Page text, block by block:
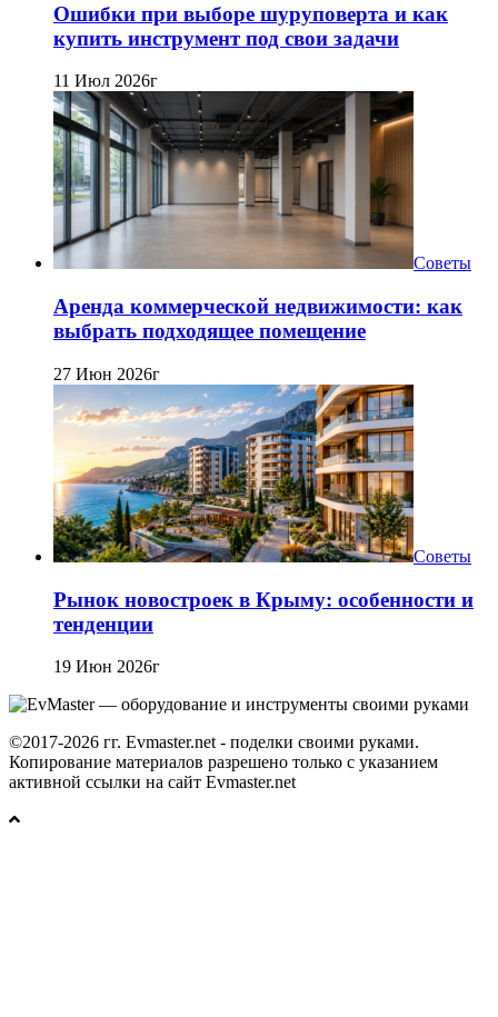
Ошибки при выборе шуруповерта и как
купить инструмент под свои задачи
11 Июл 2026г
Советы
Аренда коммерческой недвижимости: как
выбрать подходящее помещение
27 Июн 2026г
Советы
Рынок новостроек в Крыму: особенности и
тенденции
19 Июн 2026г
©2017-2026 гг. Evmaster.net - поделки своими руками.
Копирование материалов разрешено только с указанием
активной ссылки на сайт Evmaster.net